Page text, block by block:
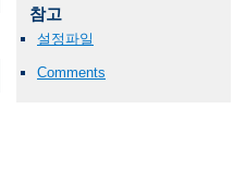
참고
설정파일
Comments